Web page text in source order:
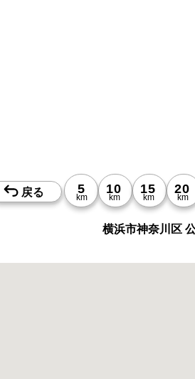
横浜市神奈川区